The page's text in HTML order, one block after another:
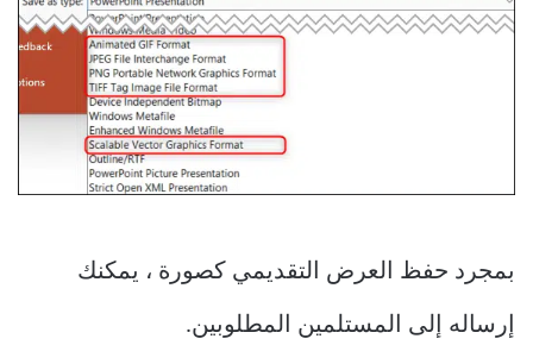
بمجرد حفظ العرض التقديمي كصورة ، يمكنك
إرساله إلى المستلمين المطلوبين.